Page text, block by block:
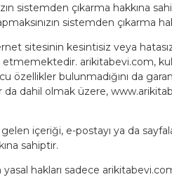
sistemden çıkarma
sistemden çıkarma
sitesinin kesintisiz veya
arikitabevi.com,
özellikler bulunmadığını da
dahil olmak üzere,
içeriği, e-postayı ya da
sahiptir.
hakları sadece